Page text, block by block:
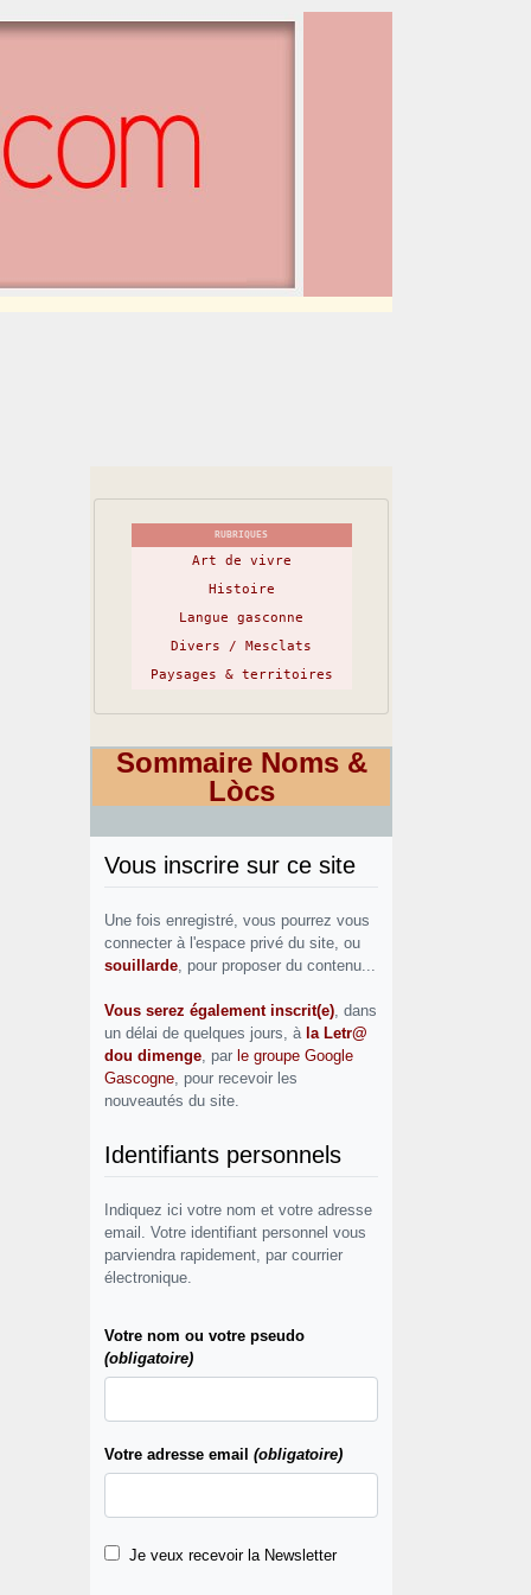
RUBRIQUES
Art de vivre
Histoire
Langue gasconne
Divers / Mesclats
Paysages & territoires
Sommaire Noms &
Lòcs
Vous inscrire sur ce site
Une fois enregistré, vous pourrez vous
connecter à l'espace privé du site, ou
souillarde , pour proposer du contenu...
Vous serez également inscrit(e), dans
un délai de quelques jours, à la Letr@
dou dimenge, par le groupe Google
Gascogne, pour recevoir les
nouveautés du site.
Identifiants personnels
Indiquez ici votre nom et votre adresse
email. Votre identifiant personnel vous
parviendra rapidement, par courrier
électronique.
Votre nom ou votre pseudo
(obligatoire)
Votre adresse email (obligatoire)
Je veux recevoir la Newsletter